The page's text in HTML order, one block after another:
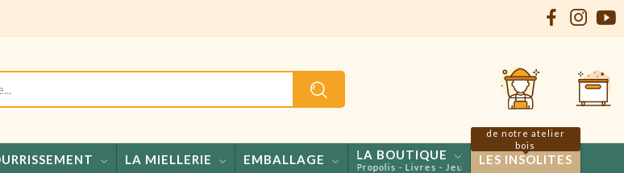
LA MIELLERIE EMBALLAGE LA BOUTIQUE
Miels - Confiseries - Propolis - Livres - Jeux
LES INSOLITES
de notre atelier
bois